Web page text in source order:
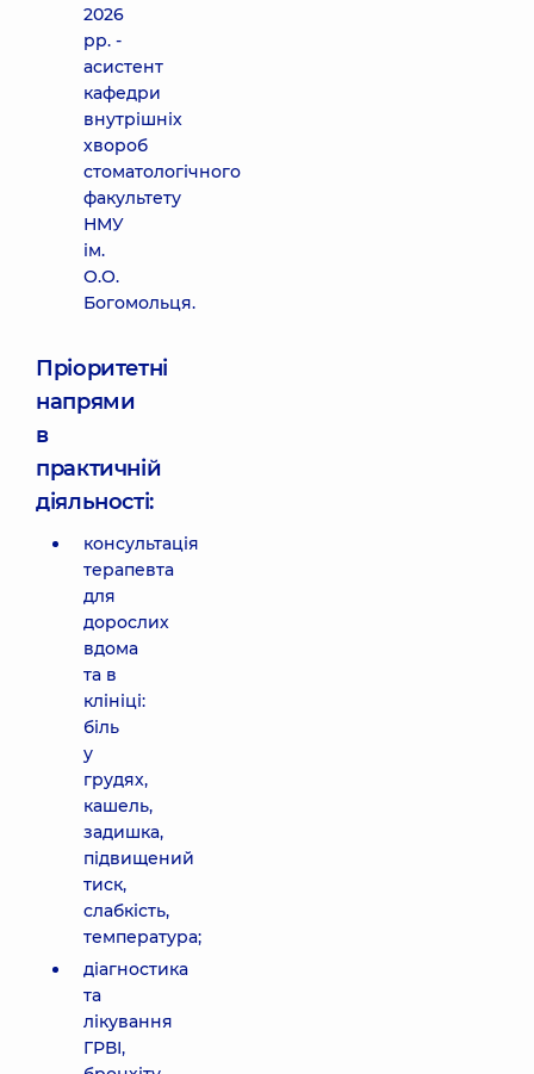
2026
рр. -
асистент
кафедри
внутрішніх
хвороб
стоматологічного
факультету
НМУ
ім.
О.О.
Богомольця.
Пріоритетні
напрями
в
практичній
діяльності:
консультація
терапевта
для
дорослих
вдома
та в
клініці:
біль
у
грудях,
кашель,
задишка,
підвищений
тиск,
слабкість,
температура;
діагностика
та
лікування
ГРВІ,